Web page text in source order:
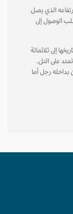
الذي يصل
الوصول إلى
إلى ثلاثمائة
على التل.
رجل أما